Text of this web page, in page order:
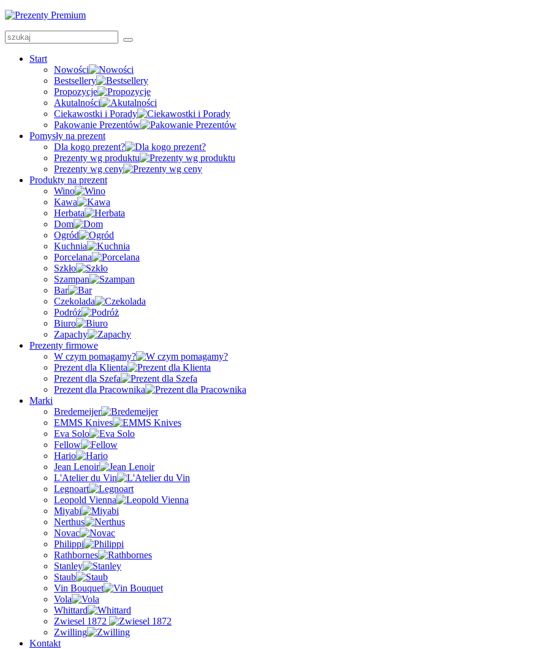
Start
Nowości
Bestsellery
Propozycje
Akutalności
Ciekawostki i Porady
Pakowanie Prezentów
Pomysły na prezent
Dla kogo prezent?
Prezenty wg produktu
Prezenty wg ceny
Produkty na prezent
Wino
Kawa
Herbata
Dom
Ogród
Kuchnia
Porcelana
Szkło
Szampan
Bar
Czekolada
Podróż
Biuro
Zapachy
Prezenty firmowe
W czym pomagamy?
Prezent dla Klienta
Prezent dla Szefa
Prezent dla Pracownika
Marki
Bredemeijer
EMMS Knives
Eva Solo
Fellow
Hario
Jean Lenoir
L'Atelier du Vin
Legnoart
Leopold Vienna
Miyabi
Nerthus
Novac
Philippi
Rathbornes
Stanley
Staub
Vin Bouquet
Vola
Whittard
Zwiesel 1872
Zwilling
Kontakt